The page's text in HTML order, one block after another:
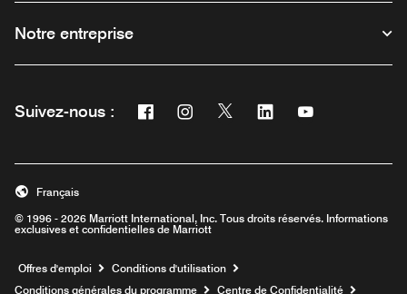
Notre entreprise
Suivez-nous : Facebook
Ouvre une nouvelle fenêtre
Instagram
Ouvre une nouvelle fenêtre
Twitter
Ouvre une nouvelle fenêtre
Linkedin
Ouvre une nouvelle
Ouvre une
© 1996 - 2026 Marriott International, Inc. Tous droits réservés. Informations
exclusives et confidentielles de Marriott
Français
Offres d'emploi Ouvre une nouvelle fenêtre
Conditions d'utilisation
Conditions générales du programme
Centre de Confidentialité